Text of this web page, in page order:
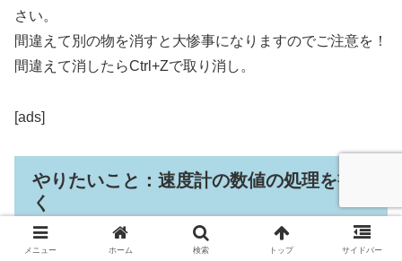
さい。
間違えて別の物を消すと大惨事になりますのでご注意を！
間違えて消したらCtrl+Zで取り消し。
[ads]
やりたいこと：速度計の数値の処理を書
く
メニュー ホーム 検索 トップ サイドバー